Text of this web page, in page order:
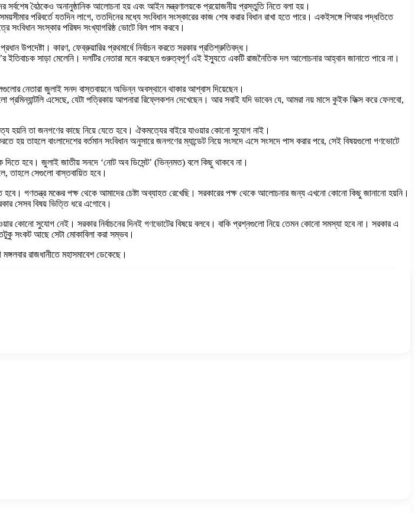
বৈঠকেও অনানুষ্ঠানিক আলোচনা হয় এবং আইন মন্ত্রণালয়কে প্রয়োজনীয় প্রস্তুতি নিতে বলা হয়।
পরিবর্তে যতদিন লাগে, ততদিনের মধ্যে সংবিধান সংস্কারের কাজ শেষ করার বিধান রাখা হতে পারে। একইসঙ্গে পিআর পদ্ধতিতে
সংস্কার পরিষদ সংখ্যাগরিষ্ঠ ভোটে বিল পাস করবে।
উপদেষ্টা। কারণ, ফেব্রুয়ারির প্রথমার্ধে নির্বাচন করতে সরকার প্রতিশ্রুতিবদ্ধ।
ইতিবাচক সাড়া মেলেনি। দলটির নেতারা মনে করছেন গুরুত্বপূর্ণ এই ইস্যুতে একটি রাজনৈতিক দল আলোচনার আহ্বান জানাতে পারে না।
নেতারা জুলাই সনদ বাস্তবায়নে অভিন্ন অবস্থানে থাকার আশ্বাস দিয়েছেন।
এসেছে, যেটা পত্রিকায় আপনারা রিফ্লেকশন দেখেছেন। আর সবাই যদি ভাবেন যে, আমরা নয় মাসে কুইক ফিক্স করে ফেলবো,
হয়নি তা জনগণের কাছে নিয়ে যেতে হবে। ঐকমত্যের বাইরে যাওয়ার কোনো সুযোগ নাই।
তাহলে বাংলাদেশের বর্তমান সংবিধান অনুসারে জনগণের ম্যান্ডেট নিয়ে সংসদে এসে সংসদে পাস করার পরে, সেই বিষয়গুলো গণভোটে
হবে। জুলাই জাতীয় সনদে ‘নোট অব ডিসেন্ট’ (ভিন্নমত) বলে কিছু থাকবে না।
তাহলে সেগুলো বাস্তবায়িত হবে।
হবে। গণতন্ত্র মঞ্চের পক্ষ থেকে আমাদের চেষ্টা অব্যাহত রেখেছি। সরকারের পক্ষ থেকে আলোচনার জন্য এখনো কোনো কিছু জানানো হয়নি।
সেসব বিষয় ভিত্তি ধরে এগোবে।
কোনো সুযোগ নেই। সরকার নির্বাচনের দিনই গণভোটের বিষয়ে বলবে। বাকি প্রশ্নগুলো নিয়ে তেমন কোনো সমস্যা হবে না। সরকার এ
সংকট আছে সেটা মোকাবিলা করা সম্ভব।
রাজধানীতে মহাসমাবেশ ডেকেছে।